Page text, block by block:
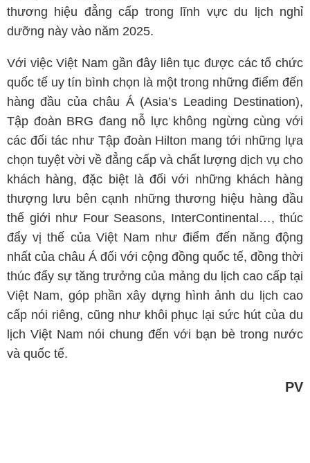
thương hiệu đẳng cấp trong lĩnh vực du lịch nghỉ
dưỡng này vào năm 2025.
Với việc Việt Nam gần đây liên tục được các tổ chức
quốc tế uy tín bình chọn là một trong những điểm đến
hàng đầu của châu Á (Asia’s Leading Destination),
Tập đoàn BRG đang nỗ lực không ngừng cùng với
các đối tác như Tập đoàn Hilton mang tới những lựa
chọn tuyệt vời về đẳng cấp và chất lượng dịch vụ cho
khách hàng, đặc biệt là đối với những khách hàng
thượng lưu bên cạnh những thương hiệu hàng đầu
thế giới như Four Seasons, InterContinental…, thúc
đẩy vị thế của Việt Nam như điểm đến năng động
nhất của châu Á đối với cộng đồng quốc tế, đồng thời
thúc đẩy sự tăng trưởng của mảng du lịch cao cấp tại
Việt Nam, góp phần xây dựng hình ảnh du lịch cao
cấp nói riêng, cũng như khôi phục lại sức hút của du
lịch Việt Nam nói chung đến với bạn bè trong nước
và quốc tế.
PV